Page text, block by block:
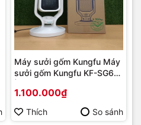
Máy sưởi gốm Kungfu Máy
sưởi gốm Kungfu KF-SG66
1.100.000₫
Thích So sánh